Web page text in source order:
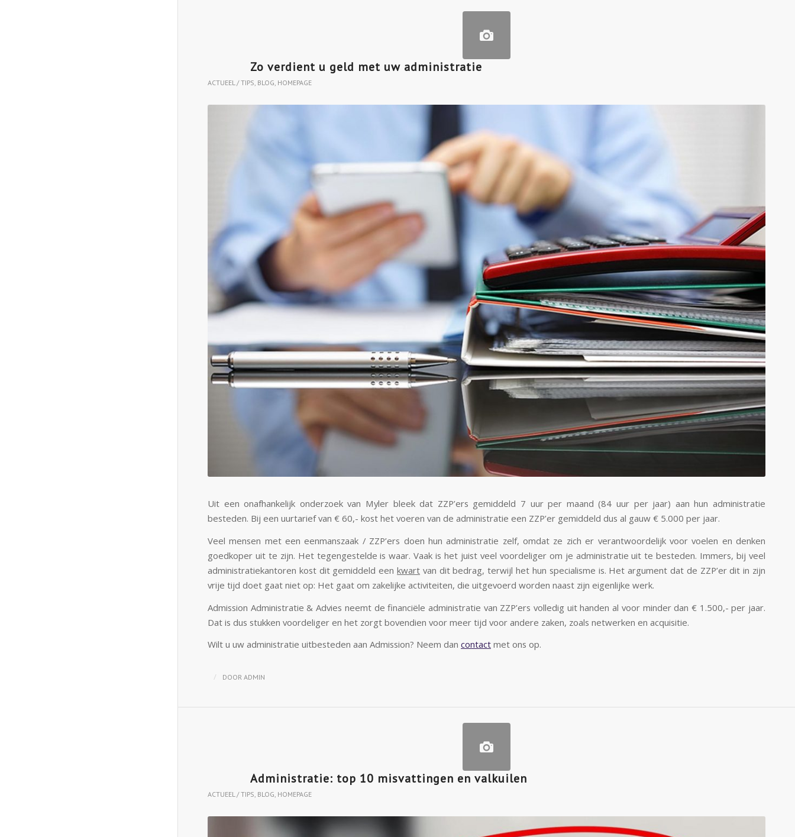
Zo verdient u geld met uw administratie
ACTUEEL / TIPS BLOG HOMEPAGE
Uit een onafhankelijk onderzoek van Myler bleek dat ZZP’ers gemiddeld 7 uur per maand (84 uur per jaar) aan hun administratie
besteden. Bij een uurtarief van € 60,- kost het voeren van de administratie een ZZP’er gemiddeld dus al gauw € 5.000 per jaar.
Veel mensen met een eenmanszaak / ZZP’ers doen hun administratie zelf, omdat ze zich er verantwoordelijk voor voelen en denken
goedkoper uit te zijn. Het tegengestelde is waar. Vaak is het juist veel voordeliger om je administratie uit te besteden. Immers, bij veel
administratiekantoren kost dit gemiddeld eenkwart van dit bedrag, terwijl het hun specialisme is. Het argument dat de ZZP’er dit in zijn
vrije tijd doet gaat niet op: Het gaat om zakelijke activiteiten, die uitgevoerd worden naast zijn eigenlijke werk.
Admission Administratie & Advies neemt de financiële administratie van ZZP’ers volledig uit handen al voor minder dan € 1.500,- per jaar.
Dat is dus stukken voordeliger en het zorgt bovendien voor meer tijd voor andere zaken, zoals netwerken en acquisitie.
Wilt u uw administratie uitbesteden aan Admission? Neem dan contact met ons op.
/ DOOR ADMIN
Administratie: top 10 misvattingen en valkuilen
ACTUEEL / TIPS BLOG HOMEPAGE